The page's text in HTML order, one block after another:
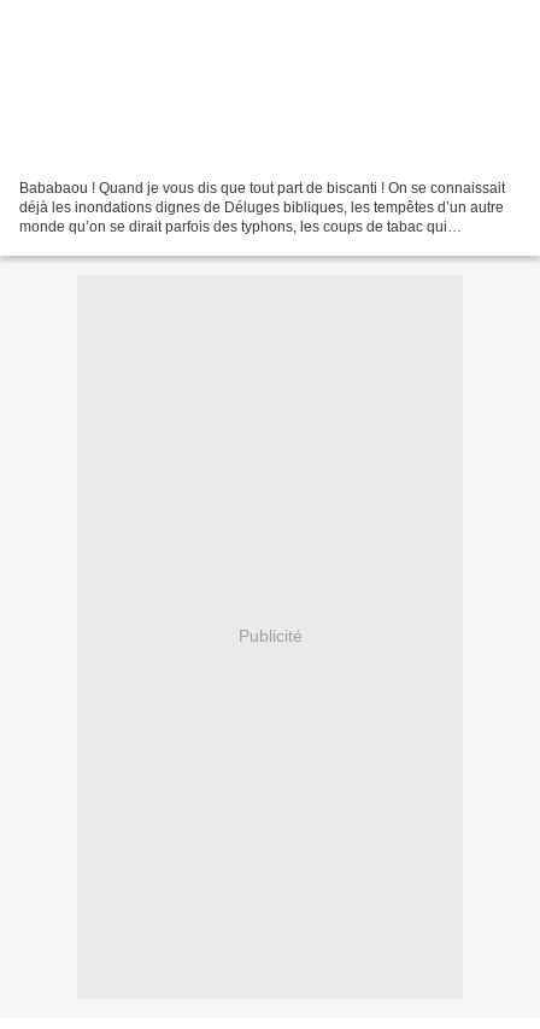
Bababaou ! Quand je vous dis que tout part de biscanti ! On se connaissait
déjà les inondations dignes de Déluges bibliques, les tempêtes d’un autre
monde qu’on se dirait parfois des typhons, les coups de tabac qui
Publicité